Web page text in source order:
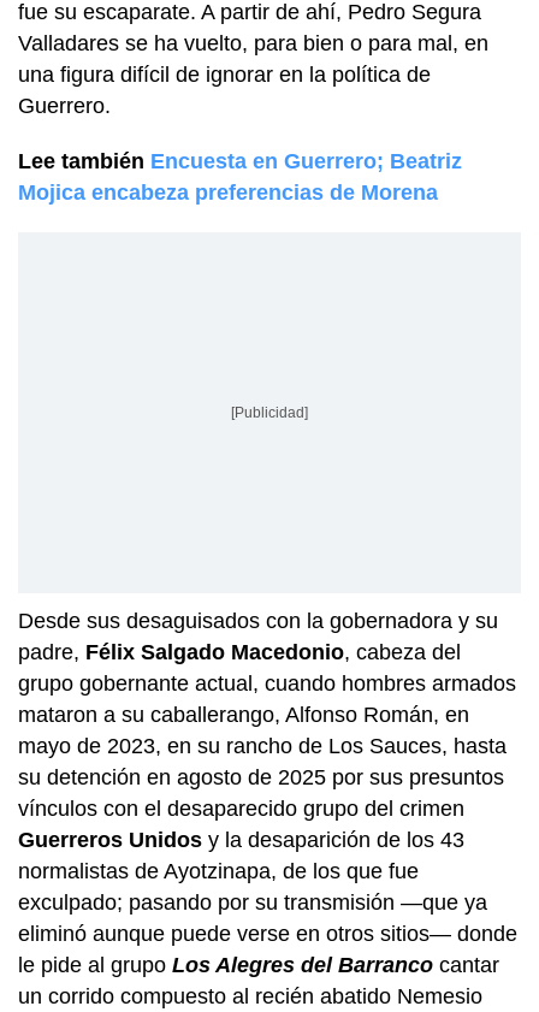
fue su escaparate. A partir de ahí, Pedro Segura
Valladares se ha vuelto, para bien o para mal, en
una figura difícil de ignorar en la política de
Guerrero.
Lee también Encuesta en Guerrero; Beatriz
Mojica encabeza preferencias de Morena
[Publicidad]
Desde sus desaguisados con la gobernadora y su
padre, Félix Salgado Macedonio, cabeza del
grupo gobernante actual, cuando hombres armados
mataron a su caballerango, Alfonso Román, en
mayo de 2023, en su rancho de Los Sauces, hasta
su detención en agosto de 2025 por sus presuntos
vínculos con el desaparecido grupo del crimen
Guerreros Unidos y la desaparición de los 43
normalistas de Ayotzinapa, de los que fue
exculpado; pasando por su transmisión —que ya
eliminó aunque puede verse en otros sitios— donde
le pide al grupo Los Alegres del Barranco cantar
un corrido compuesto al recién abatido Nemesio